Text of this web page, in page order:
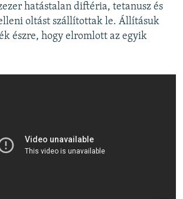
hatástalan diftéria, tetanusz és
oltást szállítottak le. Állításuk
észre, hogy elromlott az egyik